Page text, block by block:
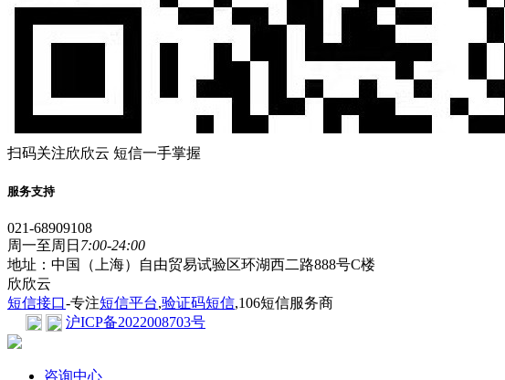
扫码关注欣欣云 短信一手掌握
服务支持
021-68909108
周一至周日 7:00-24:00
地址：中国（上海）自由贸易试验区环湖西二路888号C楼
欣欣云
短信接口-专注短信平台,验证码短信,106短信服务商
沪ICP备2022008703号
咨询中心